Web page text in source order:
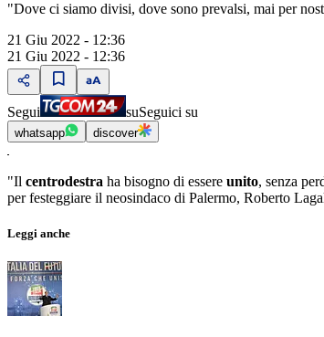
"Dove ci siamo divisi, dove sono prevalsi, mai per
21 Giu 2022 - 12:36
21 Giu 2022 - 12:36
Segui suSeguici su
whatsapp discover
"Il centrodestra ha bisogno di essere unito, senza
per festeggiare il neosindaco di Palermo, Roberto
Leggi anche